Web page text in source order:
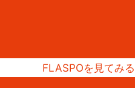
FLASPOを見てみる